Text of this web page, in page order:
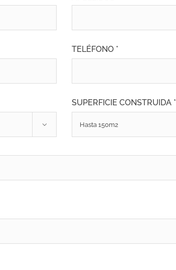
TELÉFONO *

SUPERFICIE CONSTRUIDA *